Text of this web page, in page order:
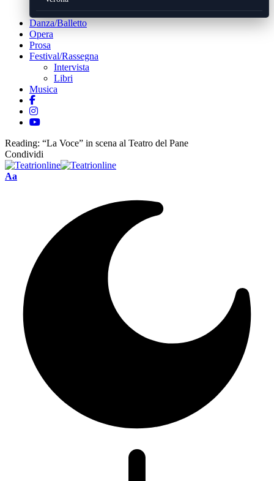
Danza/Balletto
Opera
Prosa
Festival/Rassegna
Intervista
Libri
Musica
Reading: “La Voce” in scena al Teatro del Pane
Condividi
Font
Aa